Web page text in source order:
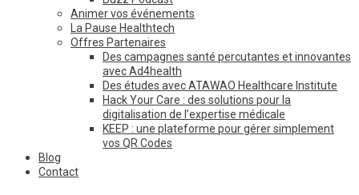
Animer vos événements
La Pause Healthtech
Offres Partenaires
Des campagnes santé percutantes et innovantes
avec Ad4health
Des études avec ATAWAO Healthcare Institute
Hack Your Care : des solutions pour la
digitalisation de l’expertise médicale
KEEP : une plateforme pour gérer simplement
vos QR Codes
Blog
Contact